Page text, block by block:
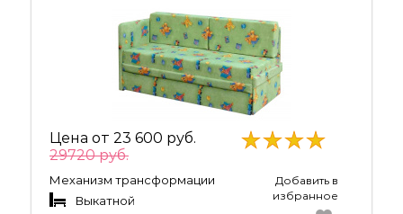
Цена от 23 600 руб.
29720 руб.
Механизм трансформации
Выкатной
Добавить в
избранное